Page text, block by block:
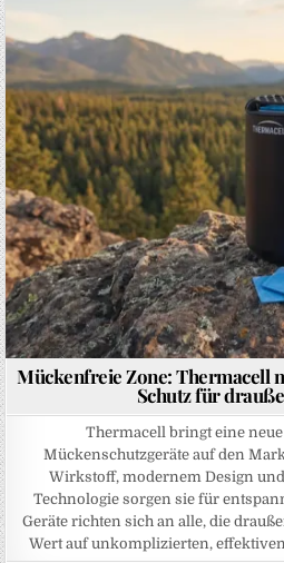
Posted in
Mückenfreie Zone: Thermacell
Schutz für
Thermacell bringt eine
Mückenschutzgeräte auf den
Wirkstoff, modernem Design
Technologie sorgen sie für
Geräte richten sich an alle, die
Wert auf unkomplizierten,